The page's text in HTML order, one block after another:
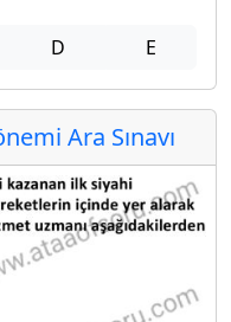
D E
Ara Sınavı